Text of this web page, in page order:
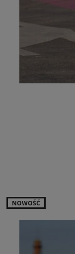
NOWOŚĆ